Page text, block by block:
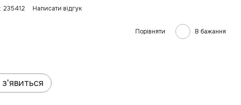
235412 Написати відгук
Порівняти В бажання